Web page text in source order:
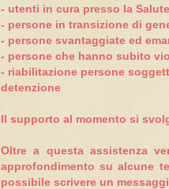
- utenti in cura presso la
- persone in transizione di
- persone svantaggiate ed
- persone che hanno subito
- riabilitazione persone
detenzione
Il supporto al momento si
Oltre a questa assistenza
approfondimento su alcune
possibile scrivere un